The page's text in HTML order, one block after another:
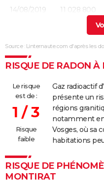
14/08/2019 11 028 800
29/08/2011 43 800
03/03/2000 3 000
18/11/1978 30 000
23/09/1975 20 000
22/08/1973
Source : Linternaute.com d'après les
RISQUE DE RADON
Le risque
est de :
1 / 3
Risque
faible
Gaz radioactif
présente un
régions
notamment
Vosges, où sa
habitations
RISQUE DE
MONTIRAT